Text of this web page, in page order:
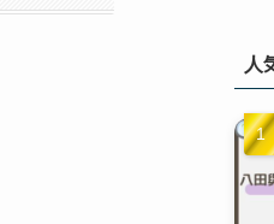
人